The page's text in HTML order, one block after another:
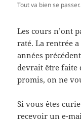
Tout va bien se
Les cours n’ont
raté. La rentrée
années
devrait être faite
promis, on ne
Si vous êtes
recevoir un e-